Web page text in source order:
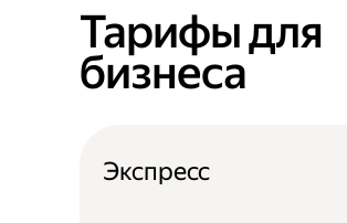
Тарифы для
бизнеса
Экспресс